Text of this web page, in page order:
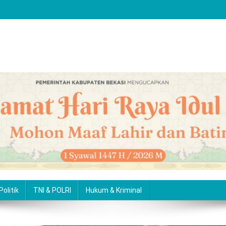
Politik TNI & POLRI Hukum & Kriminal